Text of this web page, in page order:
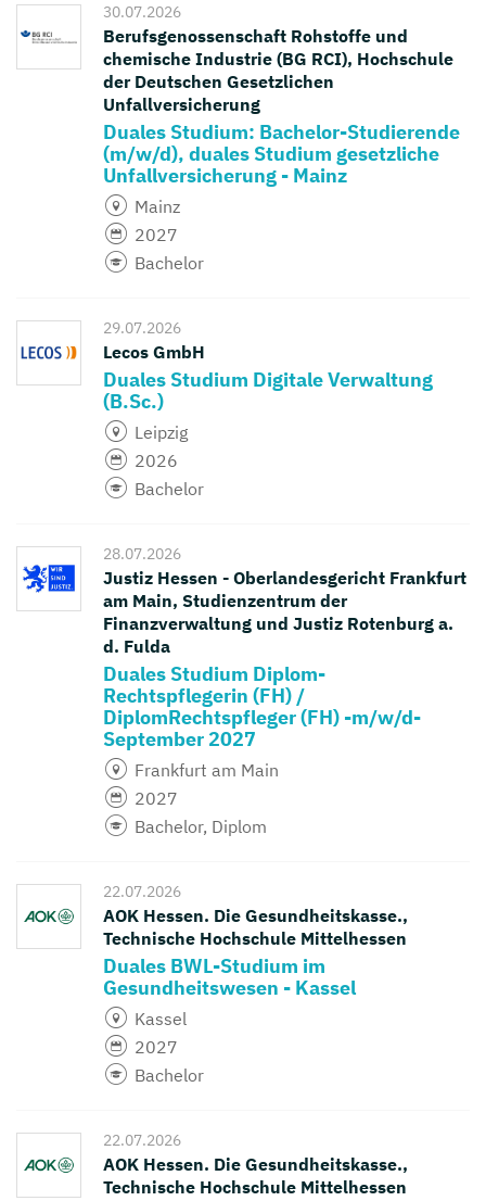
30.07.2026
Berufsgenossenschaft Rohstoffe und
chemische Industrie (BG RCI), Hochschule
der Deutschen Gesetzlichen
Unfallversicherung
Duales Studium: Bachelor-Studierende
(m/w/d), duales Studium gesetzliche
Unfallversicherung - Mainz
Mainz
2027
Bachelor
29.07.2026
Lecos GmbH
Duales Studium Digitale Verwaltung
(B.Sc.)
Leipzig
2026
Bachelor
28.07.2026
Justiz Hessen - Oberlandesgericht Frankfurt
am Main, Studienzentrum der
Finanzverwaltung und Justiz Rotenburg a.
d. Fulda
Duales Studium Diplom-
Rechtspflegerin (FH) /
DiplomRechtspfleger (FH) -m/w/d-
September 2027
Frankfurt am Main
2027
Bachelor, Diplom
22.07.2026
AOK Hessen. Die Gesundheitskasse.,
Technische Hochschule Mittelhessen
Duales BWL-Studium im
Gesundheitswesen - Kassel
Kassel
2027
Bachelor
22.07.2026
AOK Hessen. Die Gesundheitskasse.,
Technische Hochschule Mittelhessen